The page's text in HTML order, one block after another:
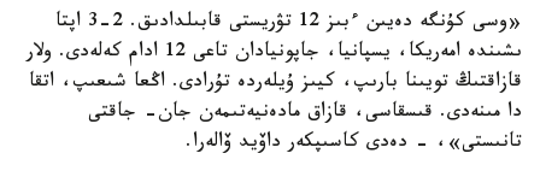
«وسى كۇنگە دەيىن ءبىز 12 تۋريستى قابىلدادىق. 2-3 اپتا
ىشىندە امەريكا، يسپانيا، جاپونيادان تاعى 12 ادام كەلەدى. ولار
قازاقتىڭ تويىنا بارىپ، كيىز ۇيلەردە تۇرادى. اڭعا شىعىپ، اتقا
دا مىنەدى. قىسقاسى، قازاق مادەنيەتىمەن جان- جاقتى
تانىستى»، - دەدى كاسىپكەر داۆيد ۆالەرا.